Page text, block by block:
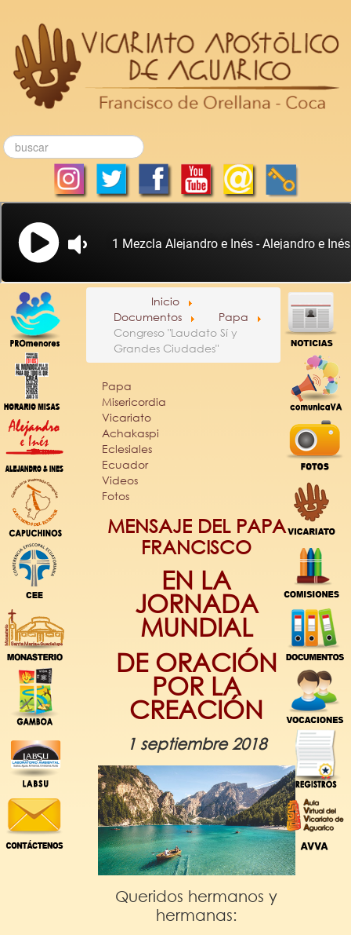
Inicio
Documentos
Papa
Congreso "Laudato Sí y
Grandes Ciudades"
Papa
Misericordia
Vicariato
Achakaspi
Eclesiales
Ecuador
Videos
Fotos
MENSAJE DEL PAPA
FRANCISCO
EN LA
JORNADA
MUNDIAL
DE ORACIÓN
POR LA
CREACIÓN
1 septiembre 2018
Queridos hermanos y
hermanas: